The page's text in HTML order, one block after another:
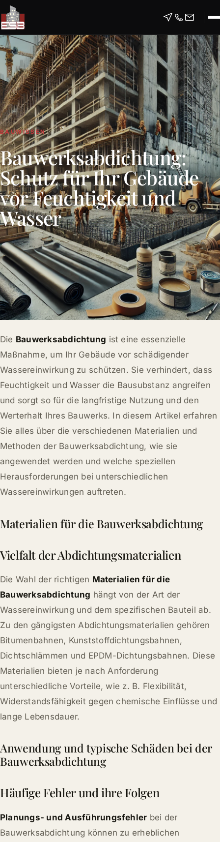
BAUWISSEN
Bauwerksabdichtung:
Schutz für Ihr Gebäude
vor Feuchtigkeit und
Wasser
Die Bauwerksabdichtung ist eine essenzielle
Maßnahme, um Ihr Gebäude vor schädigender
Wassereinwirkung zu schützen. Sie verhindert, dass
Feuchtigkeit und Wasser die Bausubstanz angreifen
und sorgt so für die langfristige Nutzung und den
Werterhalt Ihres Bauwerks. In diesem Artikel erfahren
Sie alles über die verschiedenen Materialien und
Methoden der Bauwerksabdichtung, wie sie
angewendet werden und welche speziellen
Herausforderungen bei unterschiedlichen
Wassereinwirkungen auftreten.
Materialien für die Bauwerksabdichtung
Vielfalt der Abdichtungsmaterialien
Die Wahl der richtigen Materialien für die
Bauwerksabdichtung hängt von der Art der
Wassereinwirkung und dem spezifischen Bauteil ab.
Zu den gängigsten Abdichtungsmaterialien gehören
Bitumenbahnen, Kunststoffdichtungsbahnen,
Dichtschlämmen und EPDM-Dichtungsbahnen. Diese
Materialien bieten je nach Anforderung
unterschiedliche Vorteile, wie z. B. Flexibilität,
Widerstandsfähigkeit gegen chemische Einflüsse und
lange Lebensdauer.
Anwendung und typische Schäden bei der
Bauwerksabdichtung
Häufige Fehler und ihre Folgen
Planungs- und Ausführungsfehler bei der
Bauwerksabdichtung können zu erheblichen